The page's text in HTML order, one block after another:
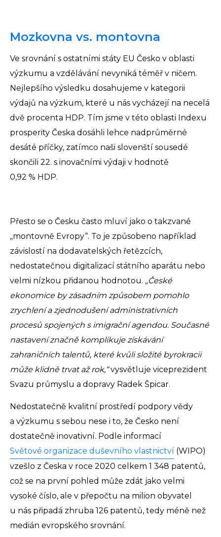
Mozkovna vs. montovna
Ve srovnání s ostatními státy EU Česko v oblasti
výzkumu a vzdělávání nevyniká téměř v ničem.
Nejlepšího výsledku dosahujeme v kategorii
výdajů na výzkum, které u nás vycházejí na necelá
dvě procenta HDP. Tím jsme v této oblasti Indexu
prosperity Česka dosáhli lehce nadprůměrné
desáté příčky, zatímco naši slovenští sousedé
skončili 22. s inovačními výdaji v hodnotě
0,92 % HDP.
Přesto se o Česku často mluví jako o takzvané
„montovně Evropy“. To je způsobeno například
závislostí na dodavatelských řetězcích,
nedostatečnou digitalizací státního aparátu nebo
velmi nízkou přidanou hodnotou. „České
ekonomice by zásadním způsobem pomohlo
zrychlení a zjednodušení administrativních
procesů spojených s imigrační agendou. Současné
nastavení značně komplikuje získávání
zahraničních talentů, které kvůli složité byrokracii
může klidně trvat až rok,“vysvětluje viceprezident
Svazu průmyslu a dopravy Radek Špicar.
Nedostatečně kvalitní prostředí podpory vědy
a výzkumu s sebou nese i to, že Česko není
dostatečně inovativní. Podle informací
Světové organizace duševního vlastnictví (WIPO)
vzešlo z Česka v roce 2020 celkem 1 348 patentů,
což se na první pohled může zdát jako velmi
vysoké číslo, ale v přepočtu na milion obyvatel
u nás připadá zhruba 126 patentů, tedy méně než
medián evropského srovnání.